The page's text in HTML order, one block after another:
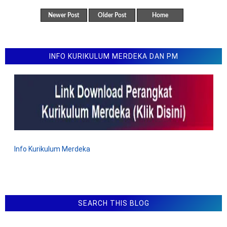
Latihan Soal ANBK AKM Literasi Siswa SMP MTS
Tahun 2023-2024
Newer Post Older Post Home
INFO KURIKULUM MERDEKA DAN PM
Info Kurikulum Merdeka
SEARCH THIS BLOG